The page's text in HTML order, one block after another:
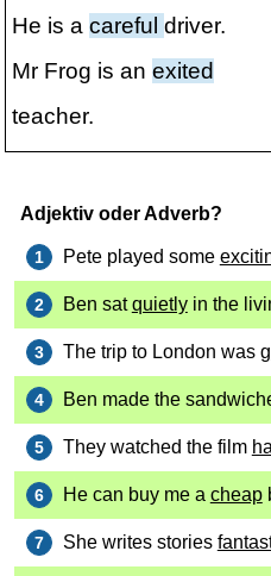
He is acarefuldriver.
Mr Frog is anexited
teacher.